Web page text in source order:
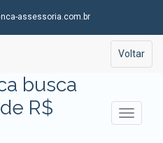
assessoria.com.br
Toggle
Voltar
busca
R$